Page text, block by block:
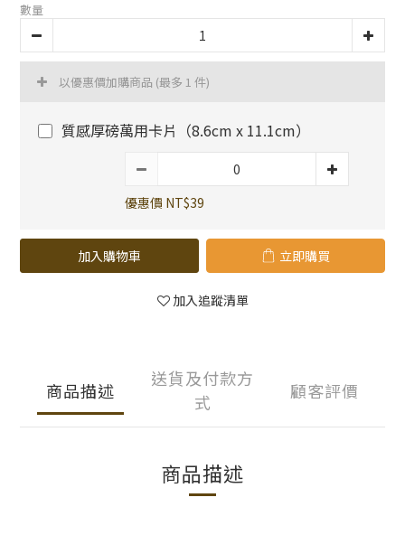
數量
以優惠價加購商品 (最多 1 件)
質感厚磅萬用卡片（8.6cm x 11.1cm）
優惠價 NT$39
加入購物車 立即購買
加入追蹤清單
商品描述
送貨及付款方
式
顧客評價
商品描述